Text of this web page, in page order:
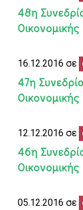
48η
16.12.2016 σε
47η
12.12.2016 σε
46η
05.12.2016 σε